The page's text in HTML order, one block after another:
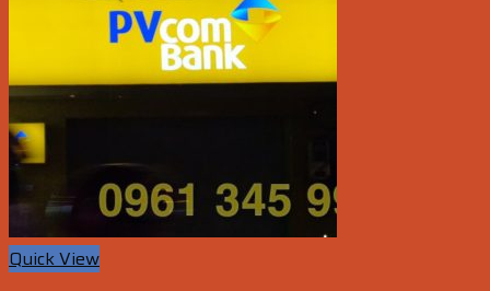
Quick View